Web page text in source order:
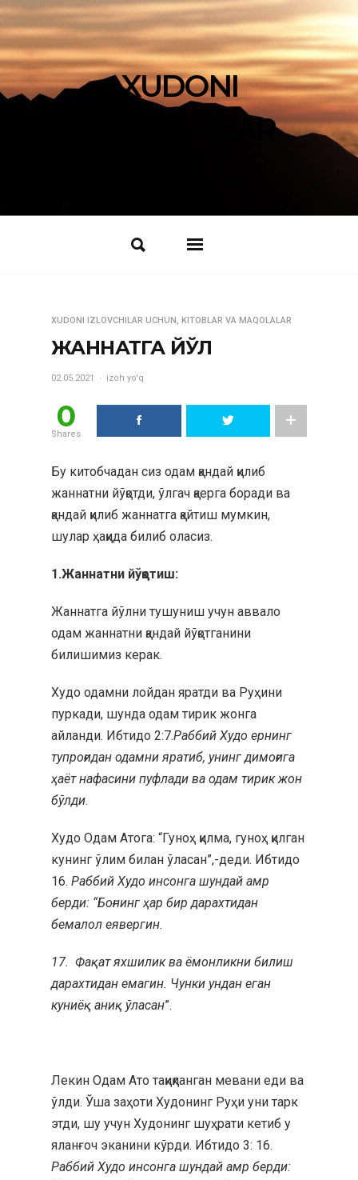
XUDONI
IZLOVCHILAR
XUDONI IZLOVCHILAR UCHUN, KITOBLAR VA MAQOLALAR
ЖАННАТГА ЙЎЛ
02.05.2021 izoh yo'q
0
Shares
Бу китобчадан сиз одам қандай қилиб
жаннатни йўқотди, ўлгач қаерга боради ва
қандай қилиб жаннатга қайтиш мумкин,
шулар ҳақида билиб оласиз.
1.Жаннатни йўқотиш:
Жаннатга йўлни тушуниш учун аввало
одам жаннатни қандай йўқотганини
билишимиз керак.
Худо одамни лойдан яратди ва Руҳини
пуркади, шунда одам тирик жонга
айланди. Ибтидо 2:7.Раббий Худо ернинг
тупроғидан одамни яратиб, унинг димоғига
ҳаёт нафасини пуфлади ва одам тирик жон
бўлди.
Худо Одам Атога: “Гуноҳ қилма, гуноҳ қилган
кунинг ўлим билан ўласан”,-деди. Ибтидо
16. Раббий Худо инсонга шундай амр
берди: “Боғнинг ҳар бир дарахтидан
бемалол еявергин.
17. Фақат яхшилик ва ёмонликни билиш
дарахтидан емагин. Чунки ундан еган
куниёқ аниқ ўласан”.
Лекин Одам Ато тақиқланган мевани еди ва
ўлди. Ўша заҳоти Худонинг Руҳи уни тарк
этди, шу учун Худонинг шуҳрати кетиб у
яланғоч эканини кўрди. Ибтидо 3: 16.
Раббий Худо инсонга шундай амр берди: